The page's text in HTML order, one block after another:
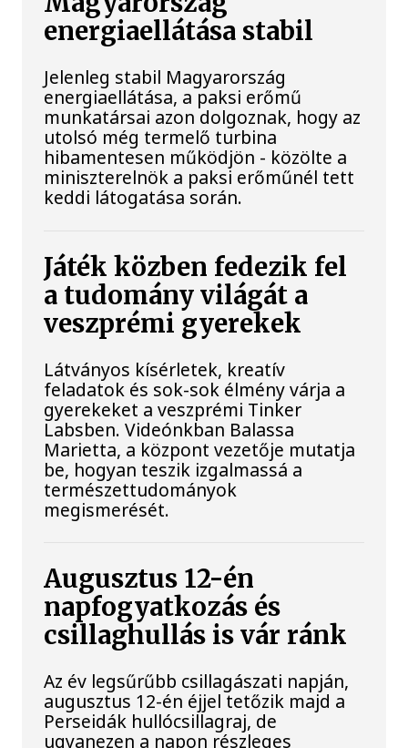
energiaellátása stabil
Jelenleg stabil Magyarország
energiaellátása, a paksi erőmű
munkatársai azon dolgoznak, hogy az
utolsó még termelő turbina
hibamentesen működjön - közölte a
miniszterelnök a paksi erőműnél tett
keddi látogatása során.
Játék közben fedezik fel
a tudomány világát a
veszprémi gyerekek
Látványos kísérletek, kreatív
feladatok és sok-sok élmény várja a
gyerekeket a veszprémi Tinker
Labsben. Videónkban Balassa
Marietta, a központ vezetője mutatja
be, hogyan teszik izgalmassá a
természettudományok
megismerését.
Augusztus 12-én
napfogyatkozás és
csillaghullás is vár ránk
Az év legsűrűbb csillagászati napján,
augusztus 12-én éjjel tetőzik majd a
Perseidák hullócsillagraj, de
ugyanezen a napon részleges